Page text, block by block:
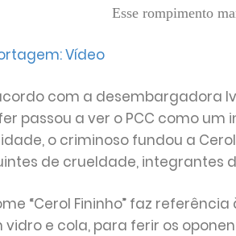
Esse rompimento
Vídeo
com a desembargadora
passou a ver o PCC como
o criminoso fundou a
de crueldade, integrantes
“Cerol Fininho” faz
vidro e cola, para ferir os